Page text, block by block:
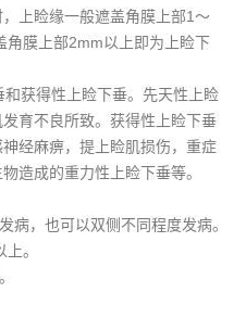
上睑缘一般遮盖角膜上部1～
角膜上部2mm以上即为上睑下
获得性上睑下垂。先天性上睑
育不良所致。获得性上睑下垂
经麻痹，提上睑肌损伤，重症
造成的重力性上睑下垂等。
，也可以双侧不同程度发病。
。